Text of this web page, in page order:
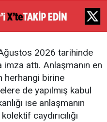
2026 tarihinde
imza attı. Anlaşmanın en
herhangi birine
de yapılmış kabul
ise anlaşmanın
caydırıcılığı